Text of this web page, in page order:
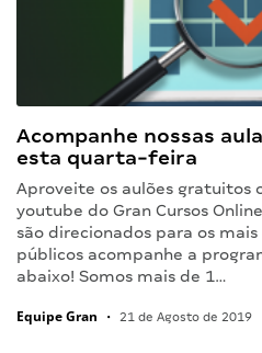
Acompanhe nossas
esta quarta-feira
Aproveite os aulões gratuitos
youtube do Gran Cursos
são direcionados para os
públicos acompanhe a
abaixo! Somos mais de 1…
Equipe Gran • 21 de Agosto de 2019